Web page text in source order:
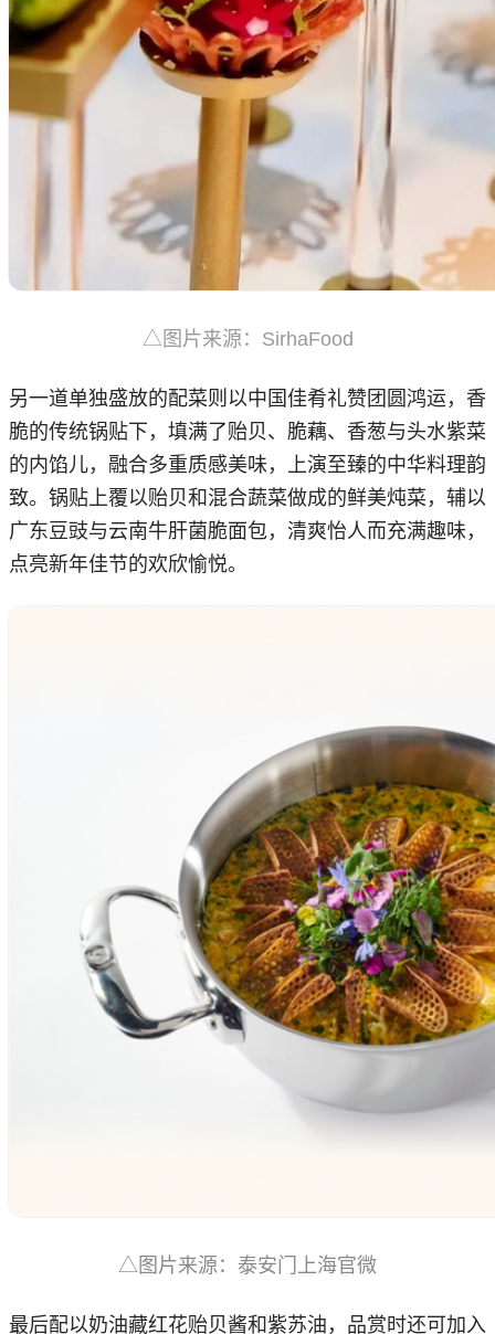
△图片来源：SirhaFood
另一道单独盛放的配菜则以中国佳肴礼赞团圆鸿运，香
脆的传统锅贴下，填满了贻贝、脆藕、香葱与头水紫菜
的内馅儿，融合多重质感美味，上演至臻的中华料理韵
致。锅贴上覆以贻贝和混合蔬菜做成的鲜美炖菜，辅以
广东豆豉与云南牛肝菌脆面包，清爽怡人而充满趣味，
点亮新年佳节的欢欣愉悦。
△图片来源：泰安门上海官微
最后配以奶油藏红花贻贝酱和紫苏油，品赏时还可加入